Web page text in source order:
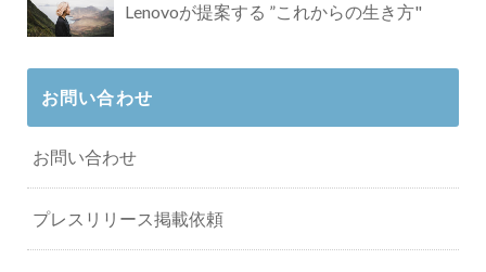
Lenovoが提案する ”これからの生き方"
お問い合わせ
お問い合わせ
プレスリリース掲載依頼